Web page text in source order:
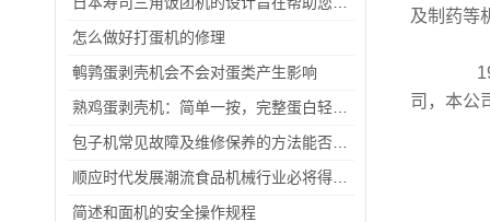
怎么做好打蛋机的修理
鹌鹑蛋剥壳机会不会对蛋类产生影响
简述和面机的安全操作规程
及制药等
司，本公